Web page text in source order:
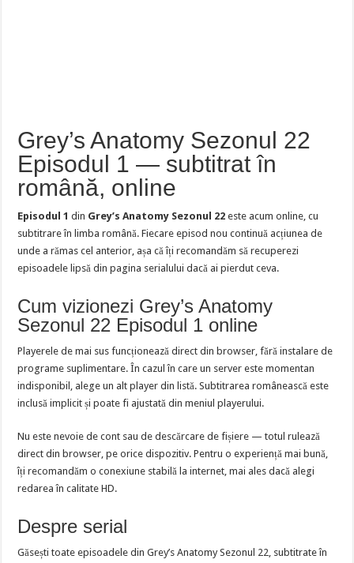
Grey’s Anatomy Sezonul 22
Episodul 1 — subtitrat în
română, online
Episodul 1 din Grey’s Anatomy Sezonul 22 este acum online, cu
subtitrare în limba română. Fiecare episod nou continuă acțiunea de
unde a rămas cel anterior, așa că îți recomandăm să recuperezi
episoadele lipsă din pagina serialului dacă ai pierdut ceva.
Cum vizionezi Grey’s Anatomy
Sezonul 22 Episodul 1 online
Playerele de mai sus funcționează direct din browser, fără instalare de
programe suplimentare. În cazul în care un server este momentan
indisponibil, alege un alt player din listă. Subtitrarea românească este
inclusă implicit și poate fi ajustată din meniul playerului.
Nu este nevoie de cont sau de descărcare de fișiere — totul rulează
direct din browser, pe orice dispozitiv. Pentru o experiență mai bună,
îți recomandăm o conexiune stabilă la internet, mai ales dacă alegi
redarea în calitate HD.
Despre serial
Găsești toate episoadele din Grey’s Anatomy Sezonul 22, subtitrate în